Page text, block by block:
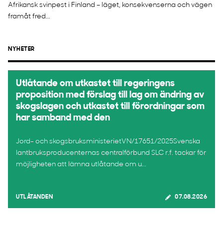
Afrikansk svinpest i Finland – läget, konsekvenserna och vägen
framåt fred...
NYHETER
Utlåtande om utkastet till regeringens
proposition med förslag till lag om ändring av
skogslagen och utkastet till förordningar som
har samband med den
Jord- och skogsbruksministerietVN/17651/2025Svenska
lantbruksproducenternas centralförbund SLC r.f. tackar för
möjligheten att lämna utlåtande om u...
UTLÅTANDEN 07.08.2026